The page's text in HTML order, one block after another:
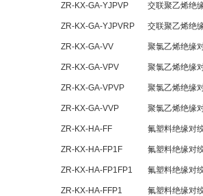
ZR-KX-GA-YJPVP 交联聚乙烯绝
ZR-KX-GA-YJPVRP 交联聚乙烯绝
ZR-KX-GA-VV 聚氯乙烯绝缘
ZR-KX-GA-VPV 聚氯乙烯绝缘
ZR-KX-GA-VPVP 聚氯乙烯绝缘
ZR-KX-GA-VVP 聚氯乙烯绝缘
ZR-KX-HA-FF 氟塑料绝缘对
ZR-KX-HA-FP1F 氟塑料绝缘对
ZR-KX-HA-FP1FP1 氟塑料绝缘对
ZR-KX-HA-FFP1 氟塑料绝缘对